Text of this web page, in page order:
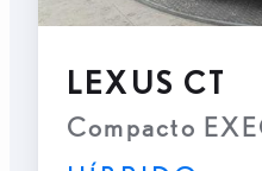
LEXUS CT
Compacto